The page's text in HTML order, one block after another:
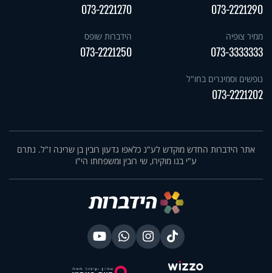
073-2221290
073-2221270
ממיר צופיה
073-3333333
הידברות שופס
073-2221250
נופשים וסמינרים בחו"ל
073-2221202
אתר הידברות החדש מוקדש לע"נ כלאפו גדעון רובין בן שרינה ז"ל. נתרם
ע"י בנו מוקירו, שי רובין ומשפחתו הי"ו